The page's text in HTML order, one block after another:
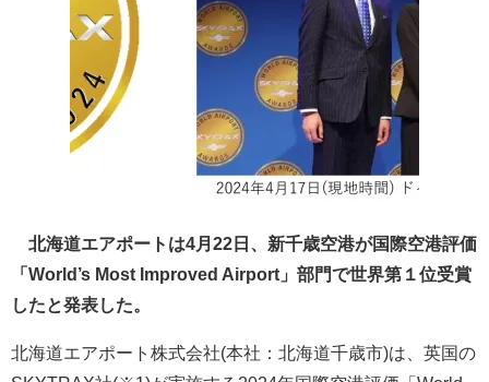
北海道エアポートは4月22日、新千歳空港が国際空港評価
「World’s Most Improved Airport」部門で世界第１位受賞
したと発表した。
北海道エアポート株式会社(本社：北海道千歳市)は、英国の